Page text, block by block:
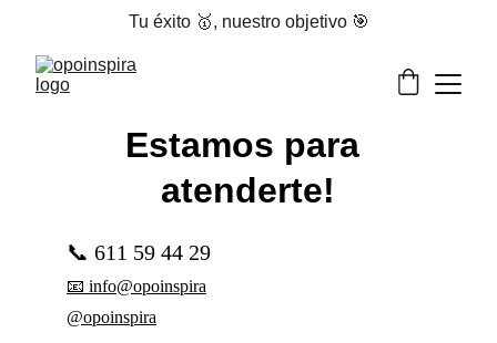
Tu éxito 🥇, nuestro objetivo 🎯
Estamos para
atenderte!
📞 611 59 44 29
📧 info@opoinspira
@opoinspira